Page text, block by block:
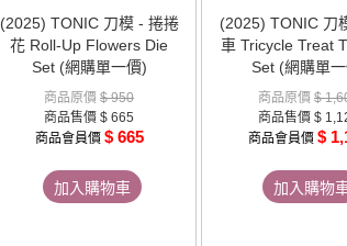
(2025) TONIC 刀模 - 捲捲
花 Roll-Up Flowers Die
Set (網購單一價)
商品原價 $ 950
商品售價 $ 665
商品會員價 $ 665
加入購物車
(2025) TONIC 刀
車 Tricycle Treat
Set (網購單
商品原價 $
商品售價 $
商品會員價 $
加入購物